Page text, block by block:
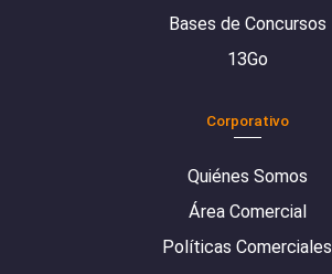
Bases de Concursos
13Go
Corporativo
Quiénes Somos
Área Comercial
Políticas Comerciales